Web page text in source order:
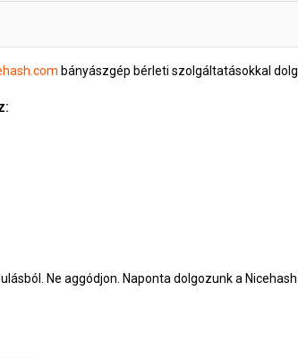
bányászgép bérleti szolgáltatásokkal
Ne aggódjon. Naponta dolgozunk a